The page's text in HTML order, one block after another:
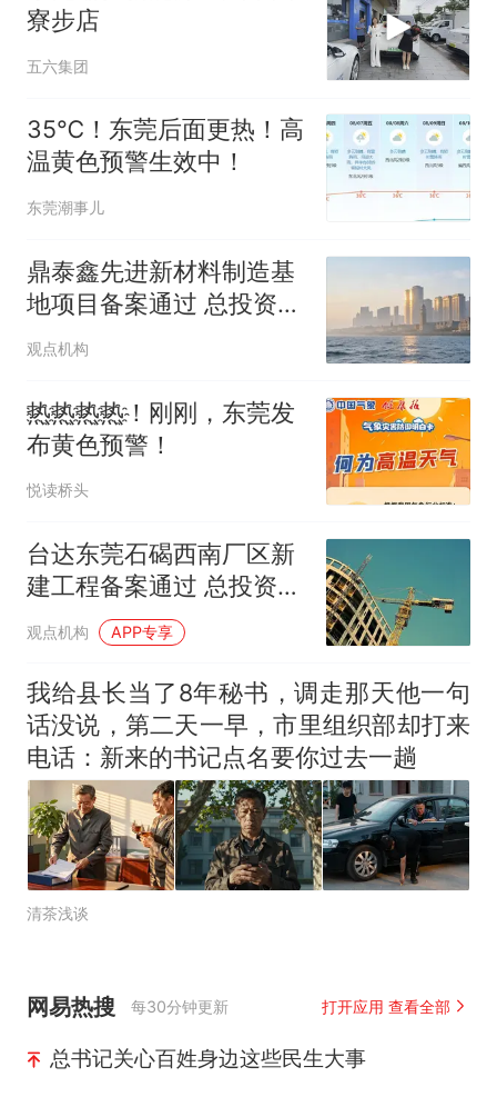
寮步店
五六集团
35℃！东莞后面更热！高
温黄色预警生效中！
东莞潮事儿
鼎泰鑫先进新材料制造基
地项目备案通过 总投资7
亿元
观点机构
҈热҈热҈热҈热҈！刚刚，东莞发
布黄色预警！
悦读桥头
台达东莞石碣西南厂区新
建工程备案通过 总投资
2.69亿元
观点机构 APP专享
我给县长当了8年秘书，调走那天他一句
话没说，第二天一早，市里组织部却打来
电话：新来的书记点名要你过去一趟
清茶浅谈
网易热搜 每30分钟更新 打开应用 查看全部
总书记关心百姓身边这些民生大事